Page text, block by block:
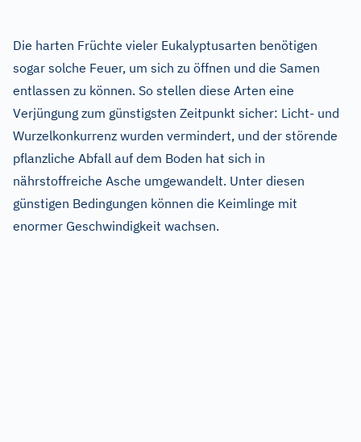
Die harten Früchte vieler Eukalyptusarten benötigen
sogar solche Feuer, um sich zu öffnen und die Samen
entlassen zu können. So stellen diese Arten eine
Verjüngung zum günstigsten Zeitpunkt sicher: Licht- und
Wurzelkonkurrenz wurden vermindert, und der störende
pflanzliche Abfall auf dem Boden hat sich in
nährstoffreiche Asche umgewandelt. Unter diesen
günstigen Bedingungen können die Keimlinge mit
enormer Geschwindigkeit wachsen.